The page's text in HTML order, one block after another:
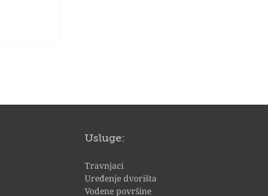
Usluge:
Travnjaci
Uređenje dvorišta
Vodene površine